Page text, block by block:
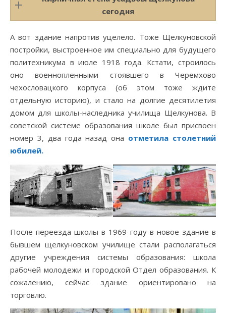
сегодня
А вот здание напротив уцелело. Тоже Щелкуновской
постройки, выстроенное им специально для будущего
политехникума в июле 1918 года. Кстати, строилось
оно военнопленными стоявшего в Черемхово
чехословацкого корпуса (об этом тоже ждите
отдельную историю), и стало на долгие десятилетия
домом для школы-наследника училища Щелкунова. В
советской системе образования школе был присвоен
номер 3, два года назад она отметила столетний
юбилей.
После переезда школы в 1969 году в новое здание в
бывшем щелкуновском училище стали располагаться
другие учреждения системы образования: школа
рабочей молодежи и городской Отдел образования. К
сожалению, сейчас здание ориентировано на
торговлю.